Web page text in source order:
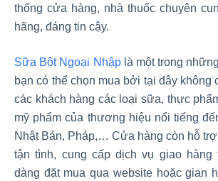
thống cửa hàng, nhà thuốc chuyên
hãng, đáng tin cậy.
Sữa Bột Ngoại Nhậplà một trong
bạn có thể chọn mua bởi tại đây không
các khách hàng các loại sữa, thực
mỹ phẩm của thương hiệu nổi tiếng
Nhật Bản, Pháp,… Cửa hàng còn hỗ
tận tình, cung cấp dịch vụ giao hàng
dàng đặt mua qua website hoặc gian